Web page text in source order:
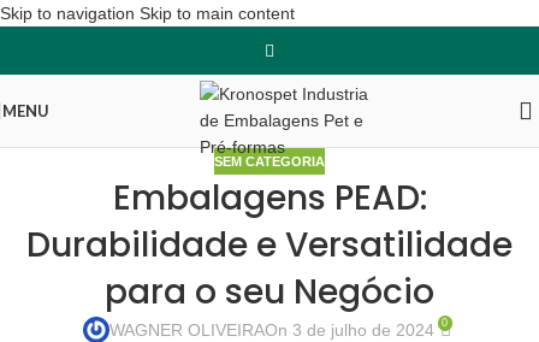
Skip to navigation Skip to main content
MENU
SEM CATEGORIA
Embalagens PEAD:
Durabilidade e Versatilidade
para o seu Negócio
WAGNER OLIVEIRAOn 3 de julho de 2024 0